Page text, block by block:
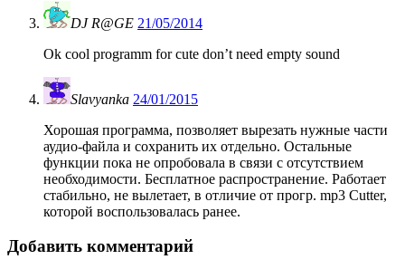
DJ R@GE 21/05/2014
Ok cool programm for cute don’t need empty sound
Slavyanka 24/01/2015
Хорошая программа, позволяет вырезать нужные части
аудио-файла и сохранить их отдельно. Остальные
функции пока не опробовала в связи с отсутствием
необходимости. Бесплатное распространение. Работает
стабильно, не вылетает, в отличие от прогр. mp3 Cutter,
которой воспользовалась ранее.
Добавить комментарий